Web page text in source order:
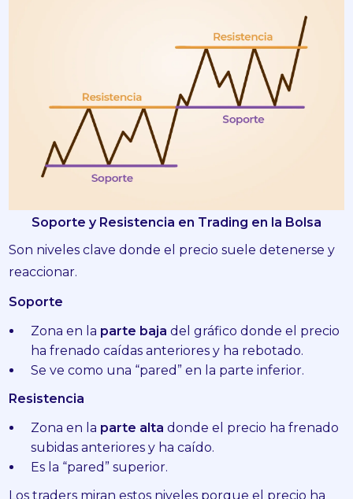
Soporte y Resistencia en Trading en la Bolsa
Son niveles clave donde el precio suele detenerse y
reaccionar.
Soporte
Zona en la parte baja del gráfico donde el precio
ha frenado caídas anteriores y ha rebotado.
Se ve como una “pared” en la parte inferior.
Resistencia
Zona en la parte alta donde el precio ha frenado
subidas anteriores y ha caído.
Es la “pared” superior.
Los traders miran estos niveles porque el precio ha